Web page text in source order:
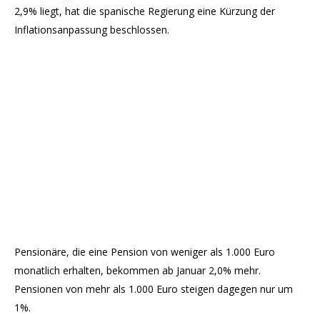
2,9% liegt, hat die spanische Regierung eine Kürzung der
Inflationsanpassung beschlossen.
Pensionäre, die eine Pension von weniger als 1.000 Euro
monatlich erhalten, bekommen ab Januar 2,0% mehr.
Pensionen von mehr als 1.000 Euro steigen dagegen nur um
1%.